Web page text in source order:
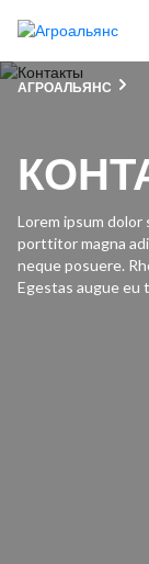
АГРОАЛЬЯНС
Lorem ipsum
porttitor magna
neque posuere.
Egestas augue eu